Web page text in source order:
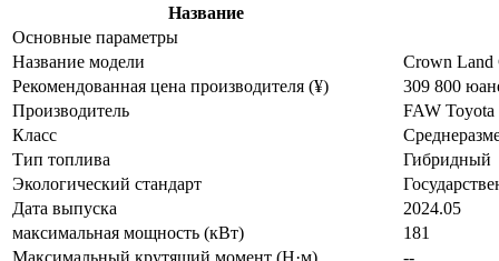
Название
Основные параметры
Название модели
Crown Land
Рекомендованная цена производителя (¥)
309 800
Производитель
FAW Toyota
Класс
Тип топлива
Гибридный
Экологический стандарт
Дата выпуска
2024.05
максимальная мощность (кВт)
181
Максимальный крутящий момент (Н·м)
--